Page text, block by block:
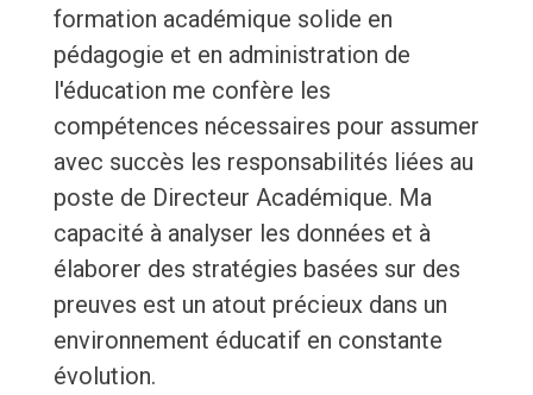
formation académique solide en
pédagogie et en administration de
l'éducation me confère les
compétences nécessaires pour assumer
avec succès les responsabilités liées au
poste de Directeur Académique. Ma
capacité à analyser les données et à
élaborer des stratégies basées sur des
preuves est un atout précieux dans un
environnement éducatif en constante
évolution.